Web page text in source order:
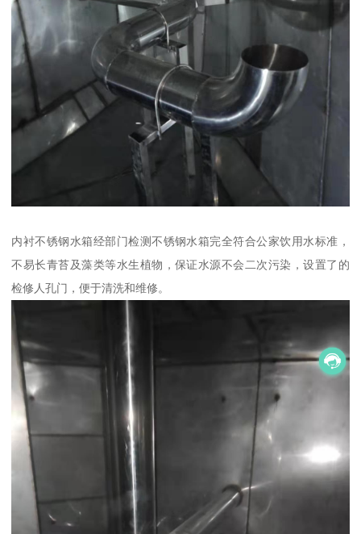
内衬不锈钢水箱经部门检测不锈钢水箱完全符合公家饮用水标准，
不易长青苔及藻类等水生植物，保证水源不会二次污染，设置了的
检修人孔门，便于清洗和维修。